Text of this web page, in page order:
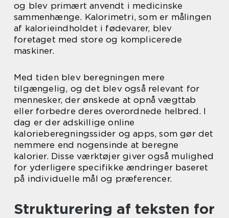
og blev primært anvendt i medicinske
sammenhænge. Kalorimetri, som er målingen
af kalorieindholdet i fødevarer, blev
foretaget med store og komplicerede
maskiner.
Med tiden blev beregningen mere
tilgængelig, og det blev også relevant for
mennesker, der ønskede at opnå vægttab
eller forbedre deres overordnede helbred. I
dag er der adskillige online
kalorieberegningssider og apps, som gør det
nemmere end nogensinde at beregne
kalorier. Disse værktøjer giver også mulighed
for yderligere specifikke ændringer baseret
på individuelle mål og præferencer.
Strukturering af teksten for